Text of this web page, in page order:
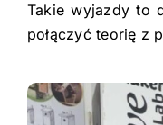
Takie wyjazdy to
połączyć teorię z